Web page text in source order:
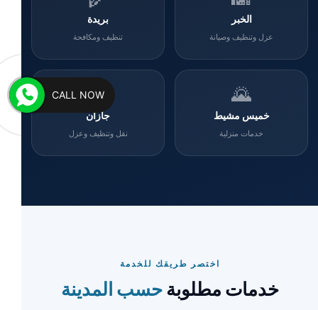
الخبر
عزل وتنظيف وصيانة
بريدة
تنظيف ومكافحة
🌄
خميس مشيط
خدمات منزلية
🌊
جازان
نقل وتنظيف وعزل
اختصر طريقك للخدمة
خدمات مطلوبةحسب المدينة
CALL NOW